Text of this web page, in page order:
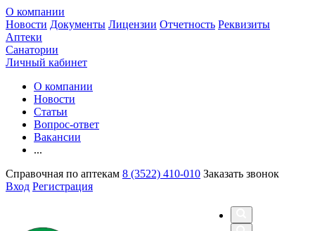
О компании
Новости Документы Лицензии Отчетность Реквизиты
Аптеки
Санатории
Личный кабинет
О компании
Новости
Статьи
Вопрос-ответ
Вакансии
...
Справочная по аптекам 8 (3522) 410-010 Заказать звонок
Вход Регистрация